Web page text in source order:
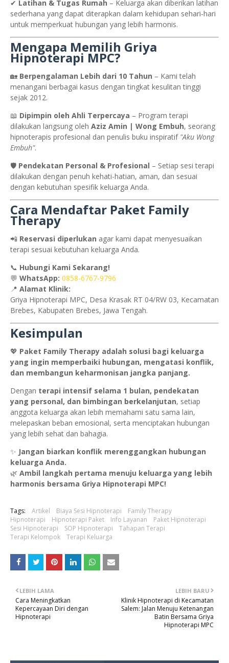
✔ Latihan & Tugas Rumah – Keluarga akan diberikan latihan
sederhana yang dapat diterapkan dalam kehidupan sehari-hari
untuk memperkuat hubungan yang lebih harmonis.
Mengapa Memilih Griya
Hipnoterapi MPC?
🏡 Berpengalaman Lebih dari 10 Tahun – Kami telah
menangani berbagai kasus dengan tingkat kesulitan tinggi
sejak 2012.
📖 Dipimpin oleh Ahli Terpercaya – Program terapi
dilakukan langsung oleh Aziz Amin | Wong Embuh, seorang
hipnoterapis profesional dan penulis buku inspiratif "Aku Wong
Embuh".
🛡 Pendekatan Personal & Profesional – Setiap sesi terapi
dilakukan dengan penuh kehati-hatian, aman, dan sesuai
dengan kebutuhan spesifik keluarga Anda.
Cara Mendaftar Paket Family
Therapy
📲 Reservasi diperlukan agar kami dapat menyesuaikan
terapi sesuai kebutuhan keluarga Anda.
📞 Hubungi Kami Sekarang!
💬 WhatsApp: 0858-6767-9796
📍 Alamat Klinik:
Griya Hipnoterapi MPC, Desa Krasak RT 04/RW 03, Kecamatan
Brebes, Kabupaten Brebes, Jawa Tengah.
Kesimpulan
💖 Paket Family Therapy adalah solusi bagi keluarga
yang ingin memperbaiki hubungan, mengatasi konflik,
dan membangun keharmonisan jangka panjang.
Dengan terapi intensif selama 1 bulan, pendekatan
yang personal, dan bimbingan berkelanjutan, setiap
anggota keluarga akan lebih memahami satu sama lain,
melepaskan beban emosional, serta menciptakan hubungan
yang lebih sehat dan bahagia.
✨ Jangan biarkan konflik merenggangkan hubungan
keluarga Anda.
🌿 Ambil langkah pertama menuju keluarga yang lebih
harmonis bersama Griya Hipnoterapi MPC!
Tags: Artikel Biaya Sesi Hipnoterapi
Family Therapy
Hipnoterapi
Hipnoterapi Paket Info Layanan
Paket Hipnoterapi
Sesi Hipnoterapi
SOP Hipnoterapi
Tahapan Terapi
Terapi Kelompok
Terapi Keluarga
LEBIH BARU
Klinik Hipnoterapi di Kecamatan
Salem: Jalan Menuju Ketenangan
Batin Bersama Griya
Hipnoterapi MPC
LEBIH LAMA
Cara Meningkatkan
Kepercayaan Diri dengan
Hipnoterapi